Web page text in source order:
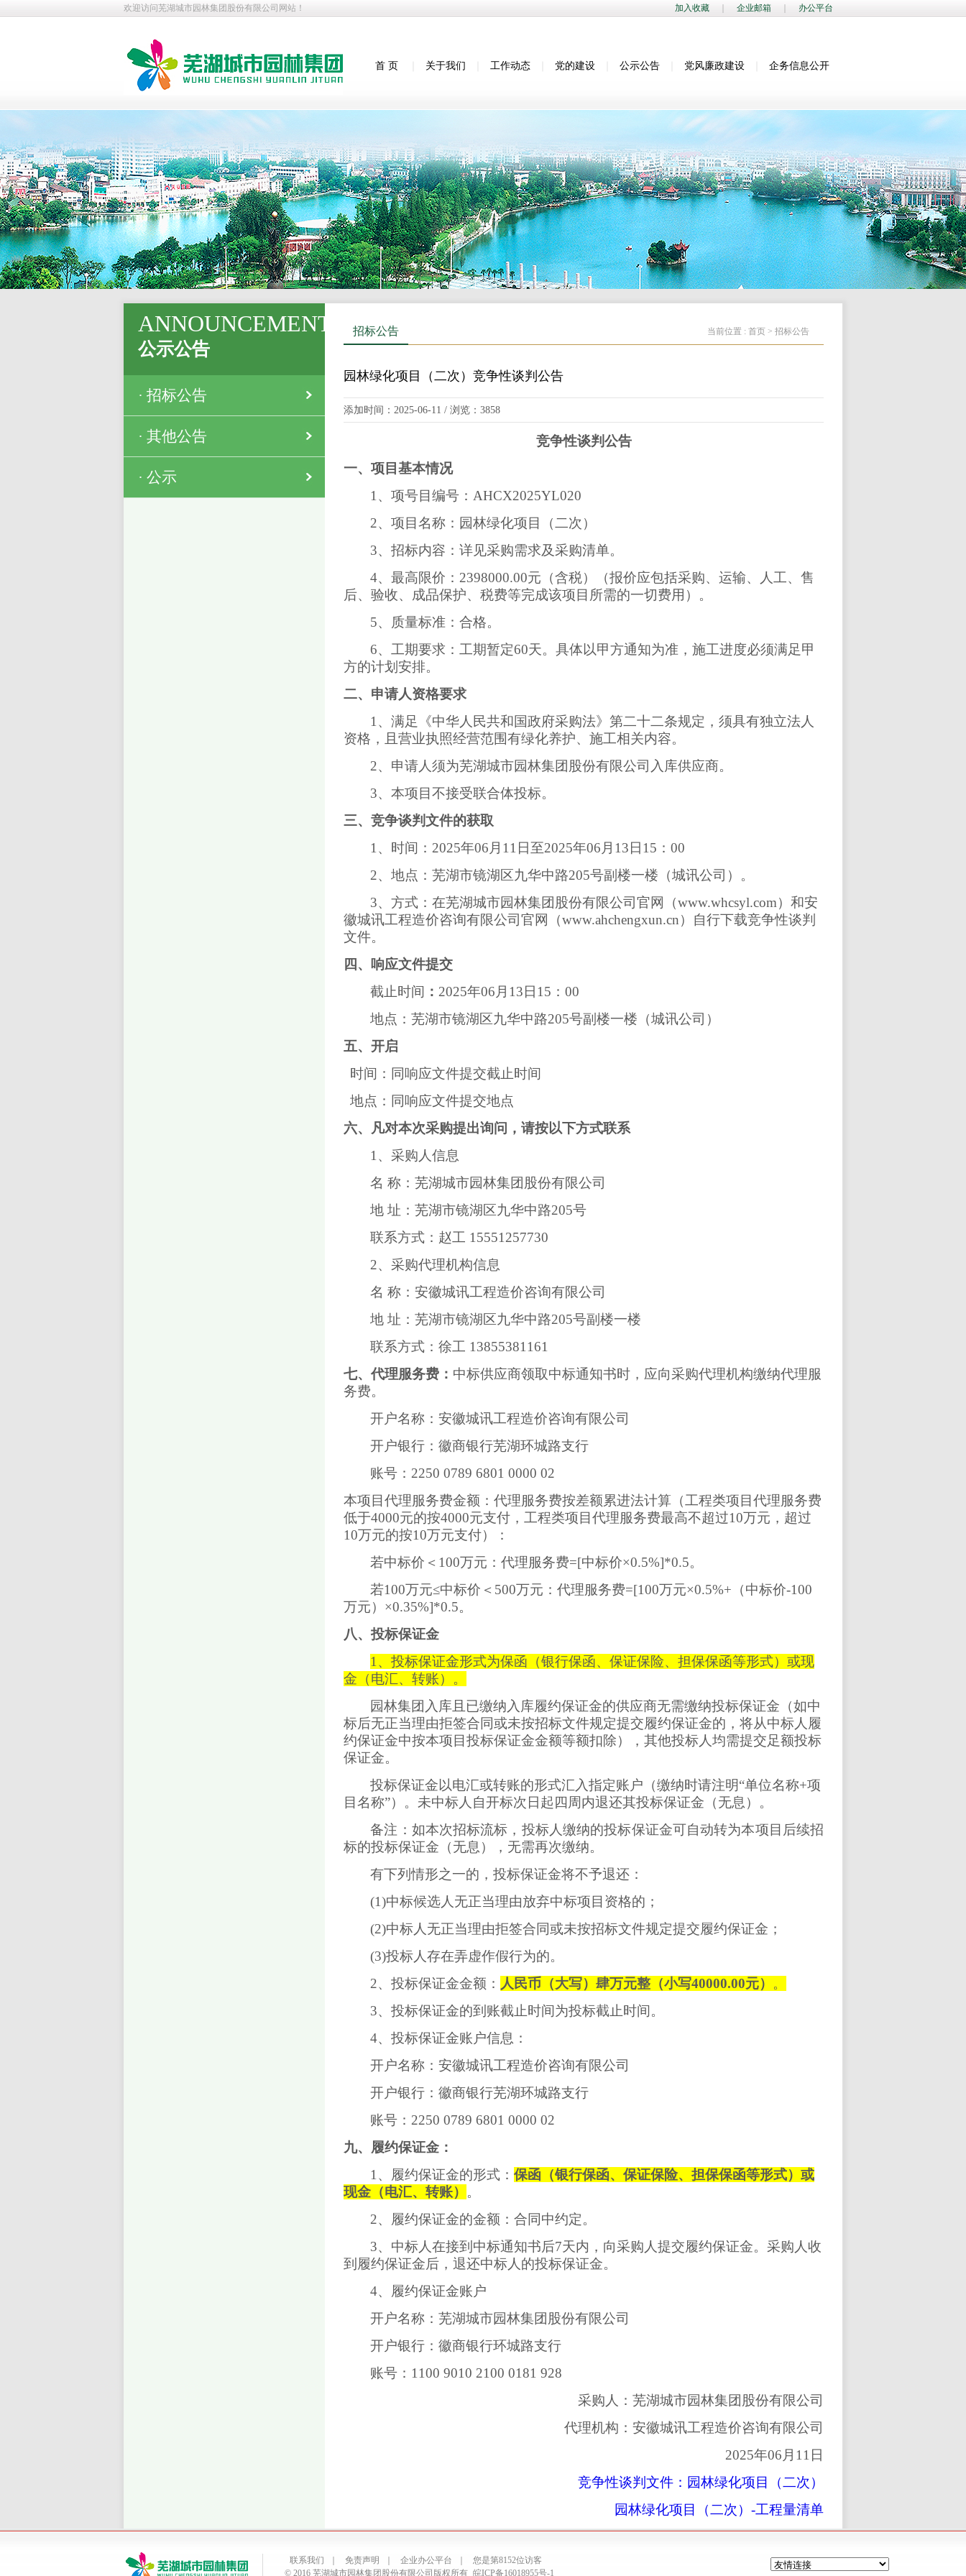
欢迎访问芜湖城市园林集团股份有限公司网站！ 加入收藏 企业邮箱 办公平台
首 页 关于我们 工作动态 党的建设 公示公告 党风廉政建设 企务信息公开
ANNOUNCEMENT
公示公告
· 招标公告
· 其他公告
· 公示
招标公告 当前位置 : 首页 > 招标公告
园林绿化项目（二次）竞争性谈判公告
添加时间：2025-06-11 / 浏览：3858
竞争性谈判公告
一、项目基本情况
1、项号目编号：AHCX2025YL020
2、项目名称： 园林绿化项目（二次）
3、招标内容：详见采购需求及采购清单。
4、最高限价：2398000.00元（含税）（报价应包括采购、运输、人工、售
后、验收、成品保护、税费等完成该项目所需的一切费用）。
5、质量标准：合格。
6、工期要求： 工期暂定60天。具体以甲方通知为准，施工进度必须满足甲
方的计划安排。
二、申请人资格要求
1、满足《中华人民共和国政府采购法》第二十二条规定，须具有独立法人
资格，且营业执照经营范围有绿化养护、施工相关内容。
2、申请人须为芜湖城市园林集团股份有限公司入库供应商。
3、本项目不接受联合体投标。
三、竞争谈判文件的获取
1、
时间： 2025年06 月 11 日至2025年06 月 13 日 15 ：00
2、地点：芜湖市镜湖区九华中路205号副楼一楼（城讯公司）。
3、方式：在芜湖城市园林集团 股份有限公司官网（www.whcsyl.com）和安
徽城讯工程造价咨询有限公司官网（www.ahchengxun.cn）自行下载竞争性谈判
文件。
四、 响应文件提交
截止时间 ： 2025年06 月 13 日 15 ：00
地点：芜湖市镜湖区九华中路205号副楼一楼（城讯公司）
五、 开启
时间：同响应文件提交截止时间
地点：同响应文件提交地点
六、凡对本次采购提出询问，请按以下方式联系
1 、采购人信息
名 称：芜湖城市园林集团股份有限公司
地 址：芜湖市镜湖区九华中路205号
联系方式：赵工 15551257730
2、采购代理机构信息
名 称：安徽城讯工程造价咨询有限公司
地 址：芜湖市镜湖区九华中路205号副楼一楼
联系方式：徐工 13855381161
七、 代理服务费： 中标供应商领取中标通知书时，应向采购代理机构缴纳代理服
务费。
开户名称：安徽城讯工程造价咨询有限公司
开户银行：徽商银行芜湖环城路支行
账号： 2250 0789 6801 0000 02
本项目代理服务费金额：代理服务费按差额累进法计算（工程类项目代理服务费
低于4000元的按4000元支付 ， 工程类项目代理服务费最高不超过10万元，超过
10万元的按10万元支付）
：
若中标价＜ 100万元：代理服务费=[中标价×0.5%]*0.5。
若100万元≤中标价＜500万元：代理服务费=[100万元×0.5%+（中标价-100
万元）×0.35%]*0.5。
八、 投标保证金
1、投标保证金形式为保函（银行保函、保证保险、担保保函等形式）或现
金（电汇、转账）。
园林集团入库且已缴纳入库履约保证金的供应商无需缴纳投标保证金（如中
标后无正当理由拒签合同或未按招标文件规定提交履约保证金的，将从中标人履
约保证金中按本项目投标保证金金额等额扣除），其他投标人均需提交足额投标
保证金。
投标保证金以电汇或转账的形式汇入指定账户（缴纳时请注明“单位名称+项
目名称”）。未中标人自开标次日起四周内退还其投标保证金（无息）。
备注：如本次招标流标，投标人缴纳的投标保证金可自动转为本项目后续招
标的投标保证金（无息），无需再次缴纳。
有下列情形之一的，投标保证金将不予退还：
(1)中标候选人无正当理由放弃中标项目资格的；
(2)中标人无正当理由拒签合同或未按招标文件规定提交履约保证金；
(3)投标人存在弄虚作假行为的。
2、投标保证金金额： 人民币 （大写）肆万元整（小写40000.00元） 。
3、投标保证金的到账截止时间为投标截止时间。
4、投标保证金账户信息：
开户名称：安徽城讯工程造价咨询有限公司
开户银行：徽商银行芜湖环城路支行
账号： 2250 0789 6801 0000 02
九、 履约保证金：
1、履约保证金的形式：保函（银行保函、保证保险、担保保函等形式）或
现金（电汇、转账） 。
2、履约保证金的金额：合同中约定。
3、中标人在接到中标通知书后7天内，向采购 人提交履约保证金。采购 人收
到履约保证金后，退还中标人 的投标保证金。
4、履约保证金账户
开户名称：芜湖城市园林集团股份有限公司
开户银行：徽商银行环城路支行
账号： 1100 9010 2100 0181 928
采购人： 芜湖城市园林集团股份有限公司
代理机构：安徽城讯工程造价咨询有限公司
2025年06 月 11 日
竞争性谈判文件：园林绿化项目（二次）
园林绿化项目（二次）-工程量清单
联系我们 免责声明 企业办公平台
您是第8152位访客
© 2016 芜湖城市园林集团股份有限公司版权所有 皖ICP备16018955号-1